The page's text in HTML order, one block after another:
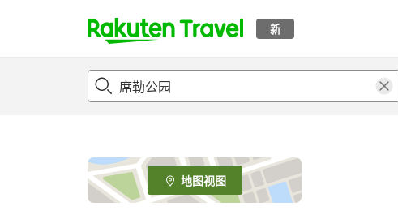
新
t
p
e
_
s
地图视图